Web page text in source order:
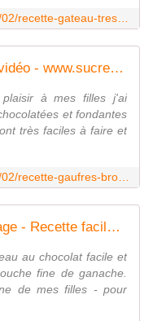
Gaufres brownie - Recette en vidéo - www.sucreetepices.com
à mes filles j'ai
et fondantes
très faciles à faire et
Gâteau au chocolat avec glaçage - Recette facile - www.sucreetepices.com
au chocolat facile et
fine de ganache.
de mes filles - pour